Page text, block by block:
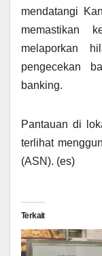
mendatangi
memastikan
melaporkan
pengecekan
banking.
Pantauan di
terlihat
(ASN). (es)
Terkait